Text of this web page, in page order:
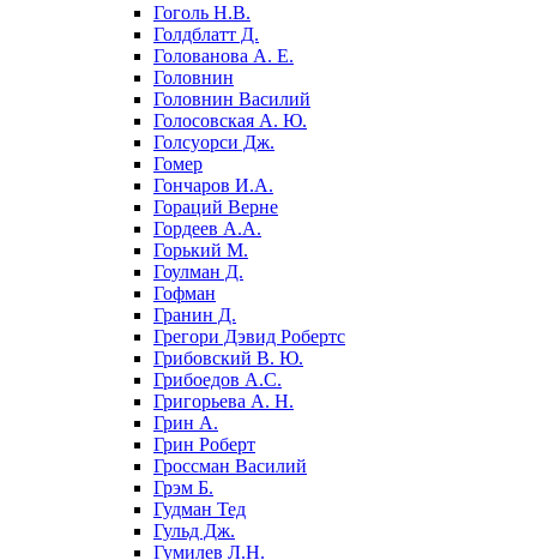
Гоголь Н.В.
Голдблатт Д.
Голованова А. Е.
Головнин
Головнин Василий
Голосовская А. Ю.
Голсуорси Дж.
Гомер
Гончаров И.А.
Гораций Верне
Гордеев А.А.
Горький М.
Гоулман Д.
Гофман
Гранин Д.
Грегори Дэвид Робертс
Грибовский В. Ю.
Грибоедов А.С.
Григорьева А. Н.
Грин А.
Грин Роберт
Гроссман Василий
Грэм Б.
Гудман Тед
Гульд Дж.
Гумилев Л.Н.